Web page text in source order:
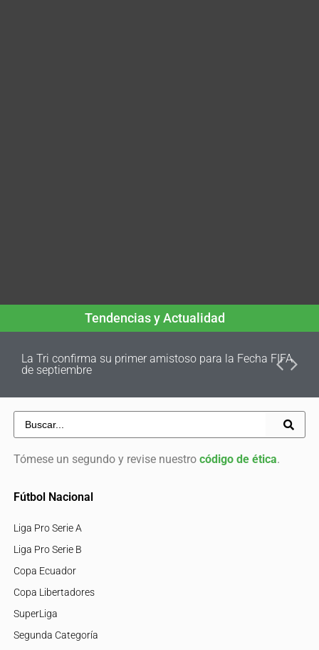
Tendencias y Actualidad
La Tri confirma su primer amistoso para la Fecha FIFA
de septiembre
Tómese un segundo y revise nuestro código de ética.
Fútbol Nacional
Liga Pro Serie A
Liga Pro Serie B
Copa Ecuador
Copa Libertadores
SuperLiga
Segunda Categoría